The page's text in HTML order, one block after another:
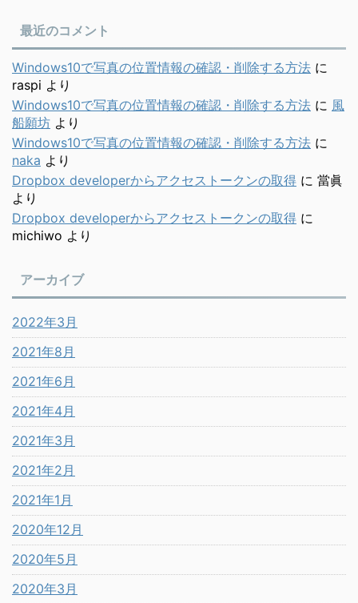
最近のコメント
Windows10で写真の位置情報の確認・削除する方法 に
raspi より
Windows10で写真の位置情報の確認・削除する方法 に 風
船願坊 より
Windows10で写真の位置情報の確認・削除する方法 に
naka より
Dropbox developerからアクセストークンの取得 に 當眞
より
Dropbox developerからアクセストークンの取得 に
michiwo より
アーカイブ
2022年3月
2021年8月
2021年6月
2021年4月
2021年3月
2021年2月
2021年1月
2020年12月
2020年5月
2020年3月